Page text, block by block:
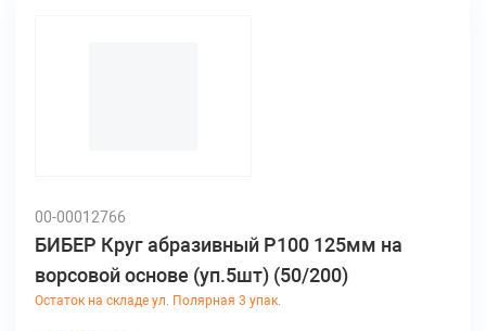
00-00012766
БИБЕР Круг абразивный Р100 125мм на
ворсовой основе (уп.5шт) (50/200)
Остаток на складе ул. Полярная 3 упак.